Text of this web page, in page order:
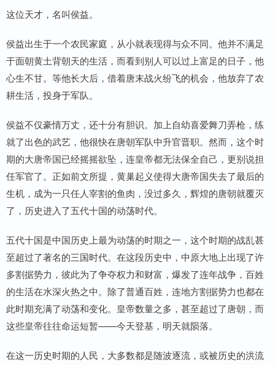
这位天才，名叫侯益。
侯益出生于一个农民家庭，从小就表现得与众不同。他并不满足
于面朝黄土背朝天的生活，而看到别人可以过上富足的日子，他
心生不甘。等他长大后，借着唐末战火纷飞的机会，他放弃了农
耕生活，投身于军队。
侯益不仅豪情万丈，还十分有胆识。加上自幼喜爱舞刀弄枪，练
就了出色的武艺，他很快在唐朝军队中升官晋职。然而，这个时
期的大唐帝国已经摇摇欲坠，连皇帝都无法保全自己，更别说担
任军官了。正如前文所提，黄巢起义使得大唐帝国失去了最后的
生机，成为一只任人宰割的鱼肉，没过多久，辉煌的唐朝就覆灭
了，历史进入了五代十国的动荡时代。
五代十国是中国历史上最为动荡的时期之一，这个时期的战乱甚
至超过了著名的三国时代。在这段历史中，中原大地上出现了许
多割据势力，彼此为了争夺权力和财富，爆发了连年战争，百姓
的生活在水深火热之中。除了普通百姓，连地方割据势力也都在
此时期充满了动荡和变化。皇帝数量之多，甚至超过了唐朝，而
这些皇帝往往命运短暂——今天登基，明天就陨落。
在这一历史时期的人民，大多数都是随波逐流，或被历史的洪流